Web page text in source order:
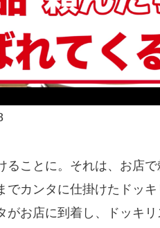
ることに。それは、お店
でカンタに仕掛けたドッ
がお店に到着し、ドッキ